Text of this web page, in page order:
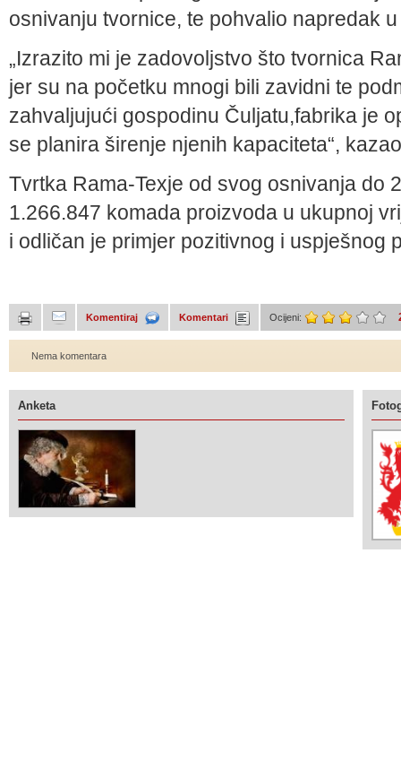
osnivanju tvornice, te pohvalio napredak
„Izrazito mi je zadovoljstvo što tvornica
jer su na početku mnogi bili zavidni te
zahvaljujući gospodinu Čuljatu,fabrika je
se planira širenje njenih kapaciteta“,
Tvrtka Rama-Texje od svog osnivanja do
1.266.847 komada proizvoda u ukupnoj
i odličan je primjer pozitivnog i uspješnog
Komentiraj Komentari Ocijeni:
Nema komentara
Anketa